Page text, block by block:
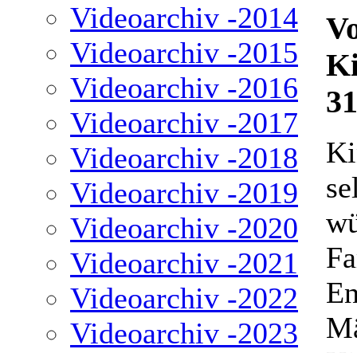
Videoarchiv -2014
Videoarchiv -2015
Videoarchiv -2016
Videoarchiv -2017
Videoarchiv -2018
Videoarchiv -2019
Videoarchiv -2020
Videoarchiv -2021
Videoarchiv -2022
Videoarchiv -2023